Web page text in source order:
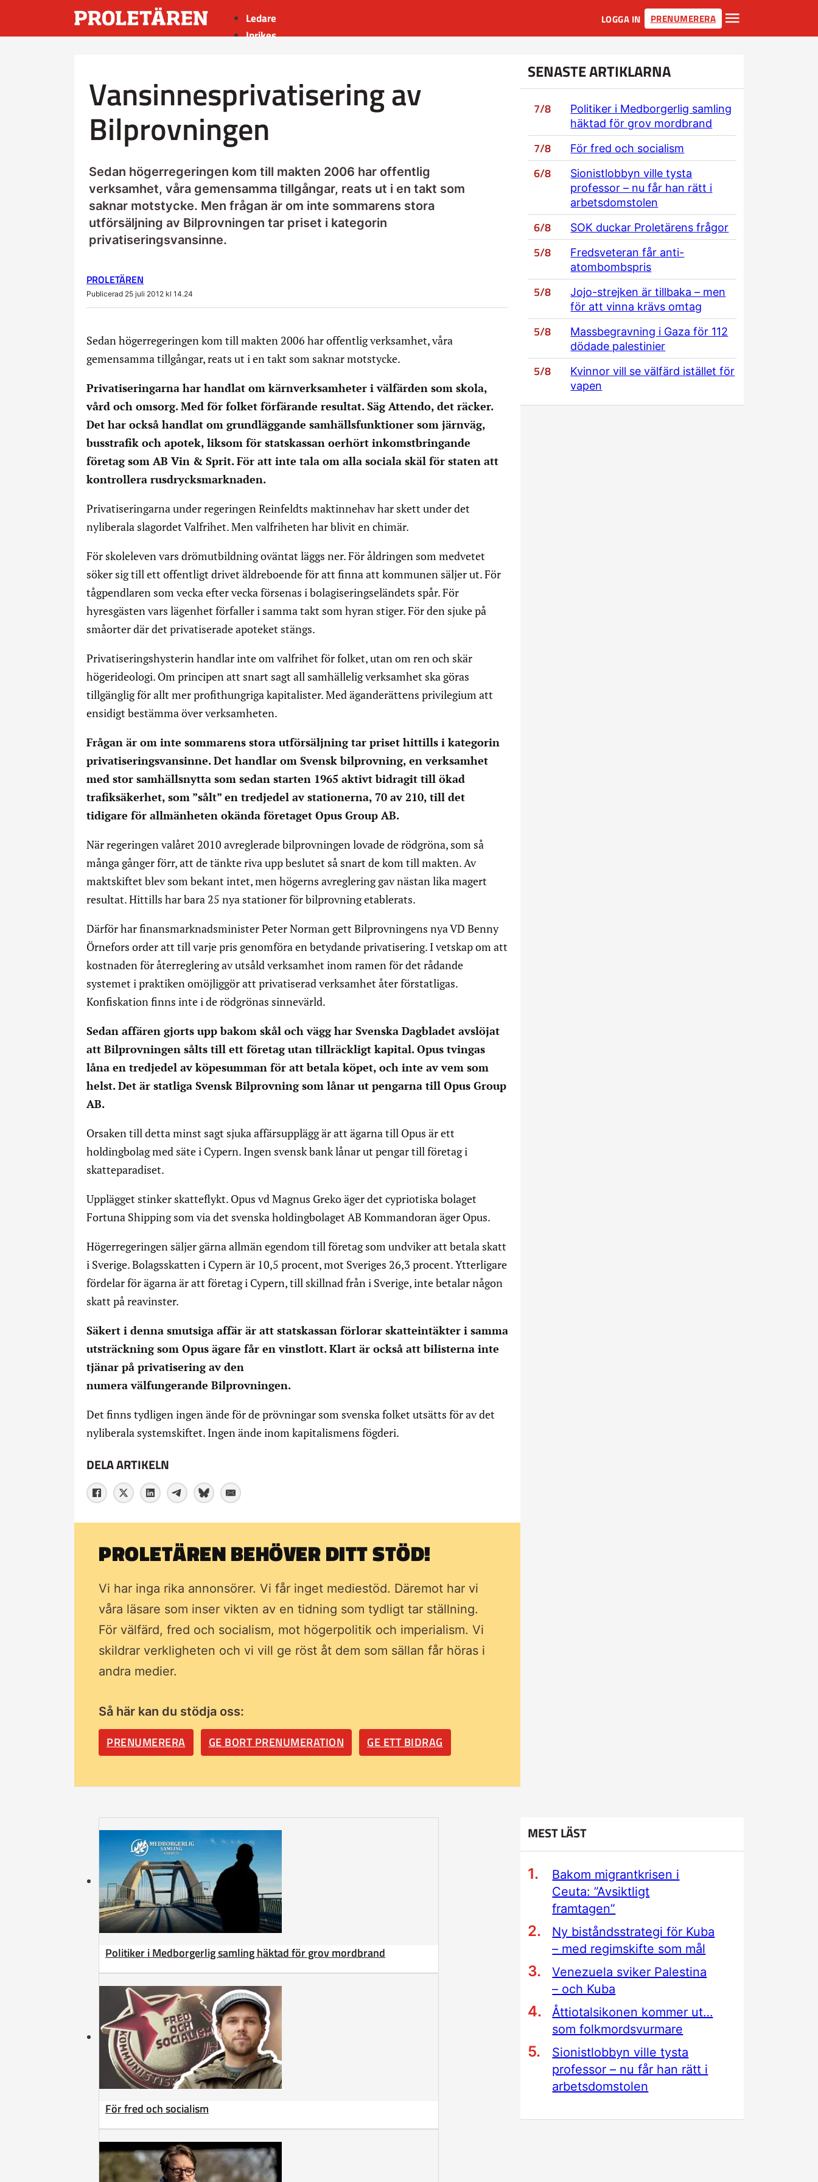
Ledare
Inrikes
Sport
Insänt
LOGGA IN PRENUMERERA
Vansinnesprivatisering av
Bilprovningen
Sedan högerregeringen kom till makten 2006 har offentlig
verksamhet, våra gemensamma tillgångar, reats ut i en takt som
saknar motstycke. Men frågan är om inte sommarens stora
utförsäljning av Bilprovningen tar priset i kategorin
privatiseringsvansinne.
PROLETÄREN
Publicerad 25 juli 2012 kl 14.24
Sedan högerregeringen kom till makten 2006 har offentlig verksamhet, våra
gemensamma tillgångar, reats ut i en takt som saknar motstycke.
Privatiseringarna har handlat om kärnverksamheter i välfärden som skola,
vård och omsorg. Med för folket förfärande resultat. Säg Attendo, det räcker.
Det har också handlat om grundläggande samhällsfunktioner som järnväg,
busstrafik och apotek, liksom för statskassan oerhört inkomstbringande
företag som AB Vin & Sprit. För att inte tala om alla sociala skäl för staten att
kontrollera rusdrycksmarknaden.
Privatiseringarna under regeringen Reinfeldts maktinnehav har skett under det
nyliberala slagordet Valfrihet. Men valfriheten har blivit en chimär.
För skoleleven vars drömutbildning oväntat läggs ner. För åldringen som medvetet
söker sig till ett offentligt drivet äldreboende för att finna att kommunen säljer ut. För
tågpendlaren som vecka efter vecka försenas i bolagiseringseländets spår. För
hyresgästen vars lägenhet förfaller i samma takt som hyran stiger. För den sjuke på
småorter där det privatiserade apoteket stängs.
Privatiseringshysterin handlar inte om valfrihet för folket, utan om ren och skär
högerideologi. Om principen att snart sagt all samhällelig verksamhet ska göras
tillgänglig för allt mer profithungriga kapitalister. Med äganderättens privilegium att
ensidigt bestämma över verksamheten.
Frågan är om inte sommarens stora utförsäljning tar priset hittills i kategorin
privatiseringsvansinne. Det handlar om Svensk bilprovning, en verksamhet
med stor samhällsnytta som sedan starten 1965 aktivt bidragit till ökad
trafiksäkerhet, som ”sålt” en tredjedel av stationerna, 70 av 210, till det
tidigare för allmänheten okända företaget Opus Group AB.
När regeringen valåret 2010 avreglerade bilprovningen lovade de rödgröna, som så
många gånger förr, att de tänkte riva upp beslutet så snart de kom till makten. Av
maktskiftet blev som bekant intet, men högerns avreglering gav nästan lika magert
resultat. Hittills har bara 25 nya stationer för bilprovning etablerats.
Därför har finansmarknadsminister Peter Norman gett Bilprovningens nya VD Benny
Örnefors order att till varje pris genomföra en betydande privatisering. I vetskap om att
kostnaden för återreglering av utsåld verksamhet inom ramen för det rådande
systemet i praktiken omöjliggör att privatiserad verksamhet åter förstatligas.
Konfiskation finns inte i de rödgrönas sinnevärld.
Sedan affären gjorts upp bakom skål och vägg har Svenska Dagbladet avslöjat
att Bilprovningen sålts till ett företag utan tillräckligt kapital. Opus tvingas
låna en tredjedel av köpesumman för att betala köpet, och inte av vem som
helst. Det är statliga Svensk Bilprovning som lånar ut pengarna till Opus Group
AB.
Orsaken till detta minst sagt sjuka affärsupplägg är att ägarna till Opus är ett
holdingbolag med säte i Cypern. Ingen svensk bank lånar ut pengar till företag i
skatteparadiset.
Upplägget stinker skatteflykt. Opus vd Magnus Greko äger det cypriotiska bolaget
Fortuna Shipping som via det svenska holdingbolaget AB Kommandoran äger Opus.
Högerregeringen säljer gärna allmän egendom till företag som undviker att betala skatt
i Sverige. Bolagsskatten i Cypern är 10,5 procent, mot Sveriges 26,3 procent. Ytterligare
fördelar för ägarna är att företag i Cypern, till skillnad från i Sverige, inte betalar någon
skatt på reavinster.
Säkert i denna smutsiga affär är att statskassan förlorar skatteintäkter i samma
utsträckning som Opus ägare får en vinstlott. Klart är också att bilisterna inte
tjänar på privatisering av den
numera välfungerande Bilprovningen.
Det finns tydligen ingen ände för de prövningar som svenska folket utsätts för av det
nyliberala systemskiftet. Ingen ände inom kapitalismens fögderi.
DELA ARTIKELN
PROLETÄREN BEHÖVER DITT STÖD!
Vi har inga rika annonsörer. Vi får inget mediestöd. Däremot har vi
våra läsare som inser vikten av en tidning som tydligt tar ställning.
För välfärd, fred och socialism, mot högerpolitik och imperialism. Vi
skildrar verkligheten och vi vill ge röst åt dem som sällan får höras i
andra medier.
Så här kan du stödja oss:
PRENUMERERA GE BORT PRENUMERATION GE ETT BIDRAG
SENASTE ARTIKLARNA
7/8
Politiker i Medborgerlig samling
häktad för grov mordbrand
7/8 För fred och socialism
6/8
Sionistlobbyn ville tysta
professor – nu får han rätt i
arbetsdomstolen
6/8 SOK duckar Proletärens frågor
5/8
Fredsveteran får anti-
atombombspris
5/8
Jojo-strejken är tillbaka – men
för att vinna krävs omtag
5/8
Massbegravning i Gaza för 112
dödade palestinier
5/8
Kvinnor vill se välfärd istället för
vapen
Politiker i Medborgerlig samling häktad för grov mordbrand
För fred och socialism
MEST LÄST
Bakom migrantkrisen i
Ceuta: ”Avsiktligt
framtagen”
Ny biståndsstrategi för Kuba
– med regimskifte som mål
Venezuela sviker Palestina
– och Kuba
Åttiotalsikonen kommer ut…
som folkmordsvurmare
Sionistlobbyn ville tysta
professor – nu får han rätt i
arbetsdomstolen